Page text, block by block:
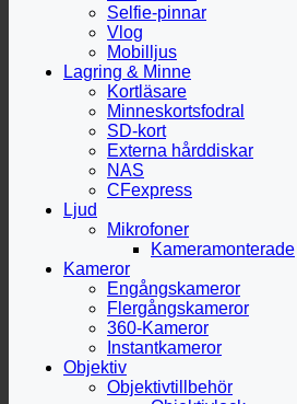
Selfie-pinnar
Vlog
Mobilljus
Lagring & Minne
Kortläsare
Minneskortsfodral
SD-kort
Externa hårddiskar
NAS
CFexpress
Ljud
Mikrofoner
Kameramonterade
Kameror
Engångskameror
Flergångskameror
360-Kameror
Instantkameror
Objektiv
Objektivtillbehör